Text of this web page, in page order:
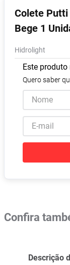
Colete
Bege 1
Hidrolight
Este
Quero saber
Confira
Descrição
8
9º Lavitan
10º